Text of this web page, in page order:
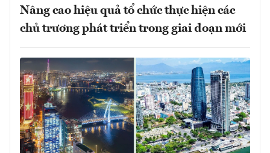
Nâng cao hiệu quả tổ chức thực hiện các
chủ trương phát triển trong giai đoạn mới